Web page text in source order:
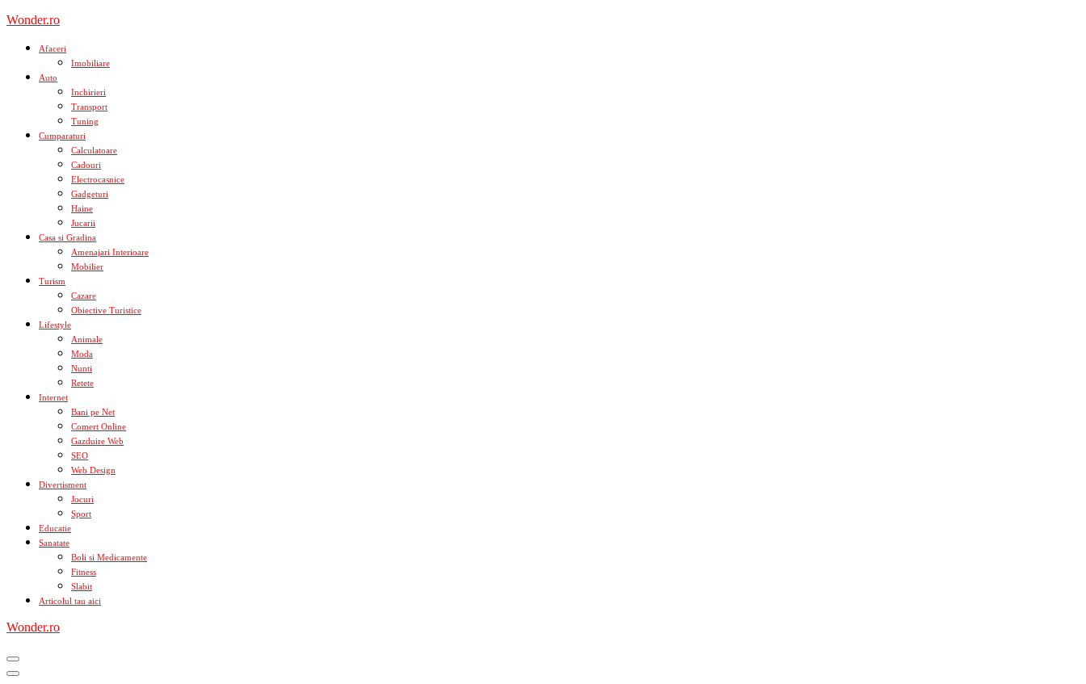
Skip
content
Wonder.ro
Afaceri
Imobiliare
Auto
Inchirieri
Transport
Tuning
Cumparaturi
Calculatoare
Cadouri
Electrocasnice
Gadgeturi
Haine
Jucarii
Casa si Gradina
Amenajari Interioare
Mobilier
Turism
Cazare
Obiective Turistice
Lifestyle
Animale
Moda
Nunti
Retete
Internet
Bani pe Net
Comert Online
Gazduire Web
SEO
Web Design
Divertisment
Jocuri
Sport
Educatie
Sanatate
Boli si Medicamente
Fitness
Slabit
Articolul tau aici
Wonder.ro